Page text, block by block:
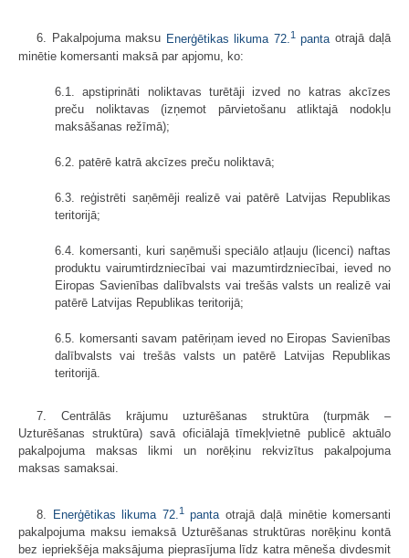
6. Pakalpojuma maksu Enerģētikas likuma 72. 1panta otrajā daļā
minētie komersanti maksā par apjomu, ko:
6.1. apstiprināti noliktavas turētāji izved no katras akcīzes
preču noliktavas (izņemot pārvietošanu atliktajā nodokļu
maksāšanas režīmā);
6.2. patērē katrā akcīzes preču noliktavā;
6.3. reģistrēti saņēmēji realizē vai patērē Latvijas Republikas
teritorijā;
6.4. komersanti, kuri saņēmuši speciālo atļauju (licenci) naftas
produktu vairumtirdzniecībai vai mazumtirdzniecībai, ieved no
Eiropas Savienības dalībvalsts vai trešās valsts un realizē vai
patērē Latvijas Republikas teritorijā;
6.5. komersanti savam patēriņam ieved no Eiropas Savienības
dalībvalsts vai trešās valsts un patērē Latvijas Republikas
teritorijā.
7. Centrālās krājumu uzturēšanas struktūra (turpmāk –
Uzturēšanas struktūra) savā oficiālajā tīmekļvietnē publicē aktuālo
pakalpojuma maksas likmi un norēķinu rekvizītus pakalpojuma
maksas samaksai.
8. Enerģētikas likuma 72. 1panta otrajā daļā minētie komersanti
pakalpojuma maksu iemaksā Uzturēšanas struktūras norēķinu kontā
bez iepriekšēja maksājuma pieprasījuma līdz katra mēneša divdesmit